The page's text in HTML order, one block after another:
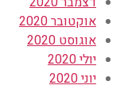
אוקטובר 2020
אוגוסט 2020
יולי 2020
יוני 2020